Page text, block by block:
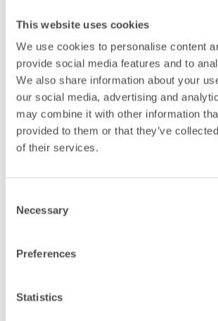
This website uses cookies
We use cookies to personalise content
provide social media features and to
We also share information about your
our social media, advertising and
may combine it with other information
provided to them or that they’ve
of their services.
Selection
Necessary
Preferences
Statistics
✓ Fastighetsbolaget Fabege delar
arbete för att skapa långsiktiga och
relationer med sina leverantörer.
✓ Fastighetsägarna presenterar den
framtagna vägledningen
Webbinariet livsänds den 20 maj